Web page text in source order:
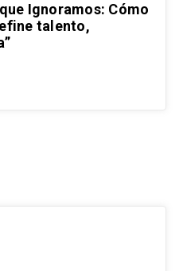
Ignoramos: Cómo
talento,